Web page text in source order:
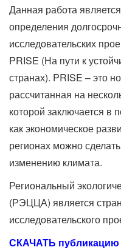
Данная работа
определения
исследовательских
PRISE (На пути к
странах). PRISE – это
рассчитанная на
которой заключается в
как экономическое
регионах можно
изменению климата.
Региональный
(РЭЦЦА) является
исследовательского
СКАЧАТЬ публикацию